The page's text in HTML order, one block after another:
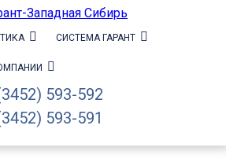
СИСТЕМА ГАРАНТ
593-592
593-591